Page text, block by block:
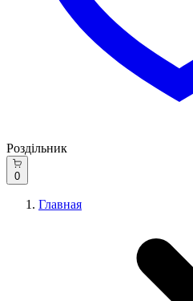
Роздільник
0
Главная